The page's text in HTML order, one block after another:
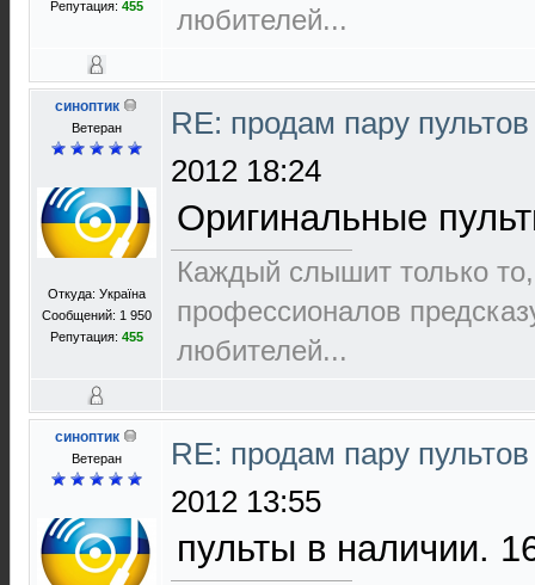
Репутация: 455 любителей...
синоптик
Ветеран
Откуда: Україна
Сообщений: 1 950
Репутация: 455
RE: продам пару
2012 18:24
Оригинальные
Каждый слышит только
пpофеccионалов
любителей...
синоптик
Ветеран
RE: продам пару
2012 13:55
пульты в наличии.